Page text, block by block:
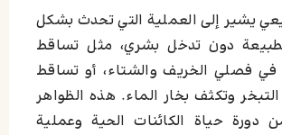
يشير إلى العملية التي تحدث بشكل
دون تدخل بشري، مثل تساقط
في فصلي الخريف والشتاء، أو تساقط
التبخر وتكثف بخار الماء. هذه الظواهر
دورة حياة الكائنات الحية وعملية